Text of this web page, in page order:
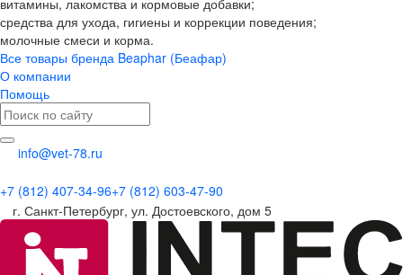
средства для ухода, гигиены и коррекции поведения;
молочные смеси и корма.
Все товары бренда Beaphar (Беафар)
О компании
Помощь
info@vet-78.ru
+7 (812) 407-34-96+7 (812) 603-47-90
г. Санкт-Петербург, ул. Достоевского, дом 5